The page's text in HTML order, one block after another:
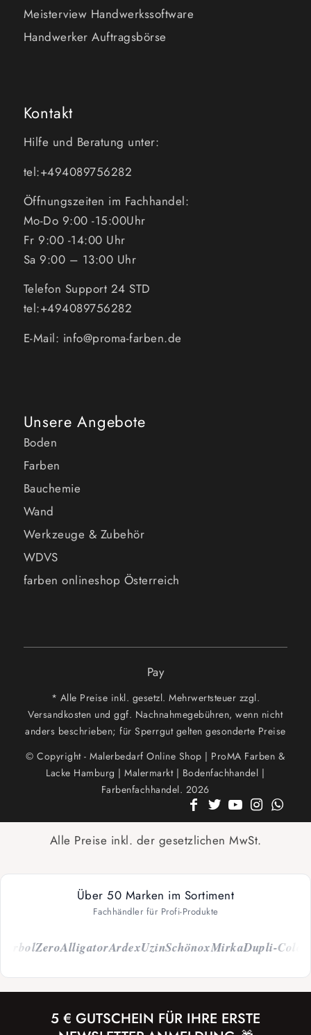
Meisterview Handwerkssoftware
Handwerker Auftragsbörse
Kontakt
Hilfe und Beratung unter:
tel:+494089756282
Öffnungszeiten im Fachhandel:
Mo-Do 9:00 -15:00Uhr
Fr 9:00 -14:00 Uhr
Sa 9:00 – 13:00 Uhr
Telefon Support 24 STD
tel:+494089756282
E-Mail: info@proma-farben.de
Unsere Angebote
Boden
Farben
Bauchemie
Wand
Werkzeuge & Zubehör
WDVS
farben onlineshop Österreich
Pay
* Alle Preise inkl. gesetzl. Mehrwertsteuer zzgl.
Versandkosten und ggf. Nachnahmegebühren, wenn nicht
anders beschrieben; für Sperrgut gelten gesonderte Preise
© Copyright - Malerbedarf Online Shop | ProMA Farben &
Lacke Hamburg | Malermarkt | Bodenfachhandel |
Farbenfachhandel. 2026
Alle Preise inkl. der gesetzlichen MwSt.
Über 50 Marken im Sortiment
Fachhändler für Profi-Produkte
ZeroAlligatorArdexUzinSchönoxMirkaDupli-Color
5 € GUTSCHEIN FÜR IHRE ERSTE